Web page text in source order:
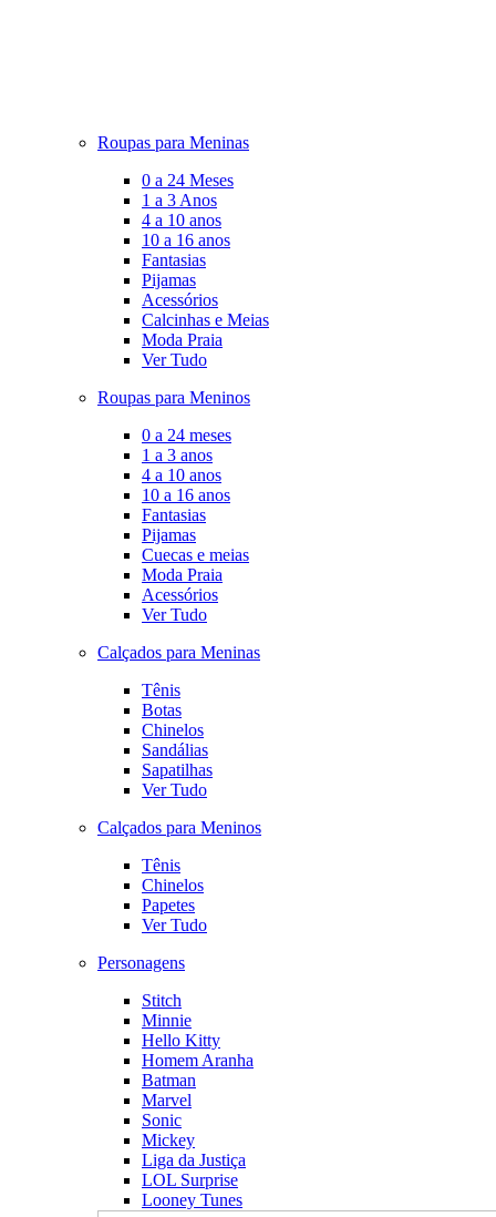
Roupas para Meninas
0 a 24 Meses
1 a 3 Anos
4 a 10 anos
10 a 16 anos
Fantasias
Pijamas
Acessórios
Calcinhas e Meias
Moda Praia
Ver Tudo
Roupas para Meninos
0 a 24 meses
1 a 3 anos
4 a 10 anos
10 a 16 anos
Fantasias
Pijamas
Cuecas e meias
Moda Praia
Acessórios
Ver Tudo
Calçados para Meninas
Tênis
Botas
Chinelos
Sandálias
Sapatilhas
Ver Tudo
Calçados para Meninos
Tênis
Chinelos
Papetes
Ver Tudo
Personagens
Stitch
Minnie
Hello Kitty
Homem Aranha
Batman
Marvel
Sonic
Mickey
Liga da Justiça
LOL Surprise
Looney Tunes